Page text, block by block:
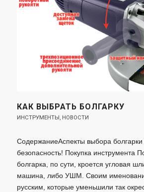
КАК ВЫБРАТЬ БОЛГАРКУ
ИНСТРУМЕНТЫ , НОВОСТИ
СодержаниеАспекты выбора
безопасность! Покупка инструмента
болгарка, по сути, кроется угловая
машина, либо УШМ. Своим
русским, которые уменьшили так